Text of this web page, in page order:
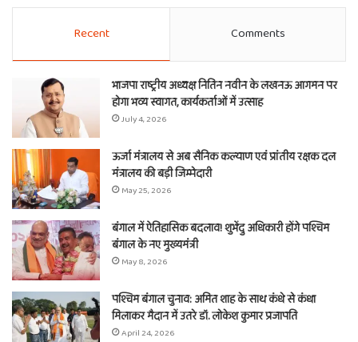
Recent Comments
भाजपा राष्ट्रीय अध्यक्ष नितिन नवीन के लखनऊ आगमन पर
होगा भव्य स्वागत, कार्यकर्ताओं में उत्साह
July 4, 2026
ऊर्जा मंत्रालय से अब सैनिक कल्याण एवं प्रांतीय रक्षक दल
मंत्रालय की बड़ी जिम्मेदारी
May 25, 2026
बंगाल में ऐतिहासिक बदलाव! शुभेंदु अधिकारी होंगे पश्चिम
बंगाल के नए मुख्यमंत्री
May 8, 2026
पश्चिम बंगाल चुनाव: अमित शाह के साथ कंधे से कंधा
मिलाकर मैदान में उतरे डॉ. लोकेश कुमार प्रजापति
April 24, 2026